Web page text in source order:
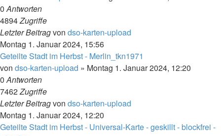
0Antworten
4894Zugriffe
Letzter Beitragvon dso-karten-upload
Montag 1. Januar 2024, 15:56
Geteilte Stadt im Herbst - Merlin_tkn1971
von dso-karten-upload » Montag 1. Januar 2024, 12:20
0Antworten
7462Zugriffe
Letzter Beitragvon dso-karten-upload
Montag 1. Januar 2024, 12:20
Geteilte Stadt im Herbst - Universal-Karte - geskillt - blockfrei -